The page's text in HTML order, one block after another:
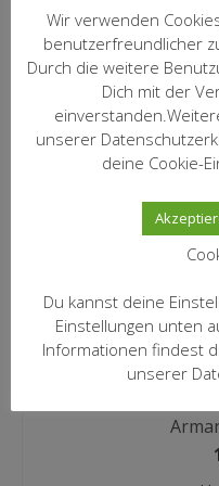
MEIN KONTO
Widerrufsbelehrung
Versandarten
WEINSEMINARE
ZUR PERSON
inkl.
IN DEN
2017
inkl.
IN
Wir verwenden
benutzerfreundlicher
Durch die weitere
Dich mit der
unserer
deine Cookie-
Du kannst deine
Einstellungen unten
Informationen findest
unserer